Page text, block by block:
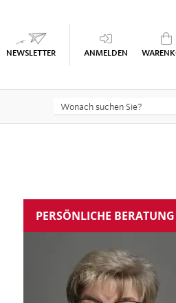
PERSÖNLICHE BERATUNG